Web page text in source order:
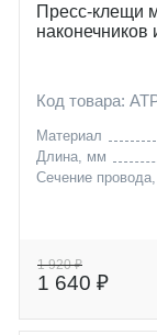
Пресс-клещи
наконечников
Код товара:
Материал
Длина, мм
Сечение
1 920 ₽
1 640 ₽